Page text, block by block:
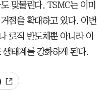
맞물린다. TSMC는 이미
점을 확대하고 있다. 이번
로직 반도체뿐 아니라 이
태계를 강화하게 된다.